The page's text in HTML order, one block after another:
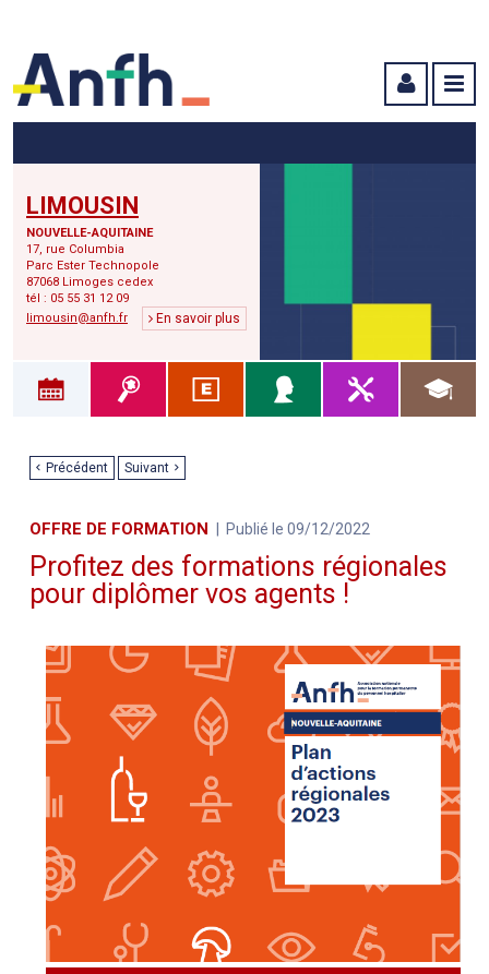
LIMOUSIN
NOUVELLE-AQUITAINE
17, rue Columbia
Parc Ester Technopole
87068 Limoges cedex
tél : 05 55 31 12 09
limousin@anfh.fr
En savoir plus
Précédent Suivant
OFFRE DE FORMATION Publié le 09/12/2022
Profitez des formations régionales
pour diplômer vos agents !